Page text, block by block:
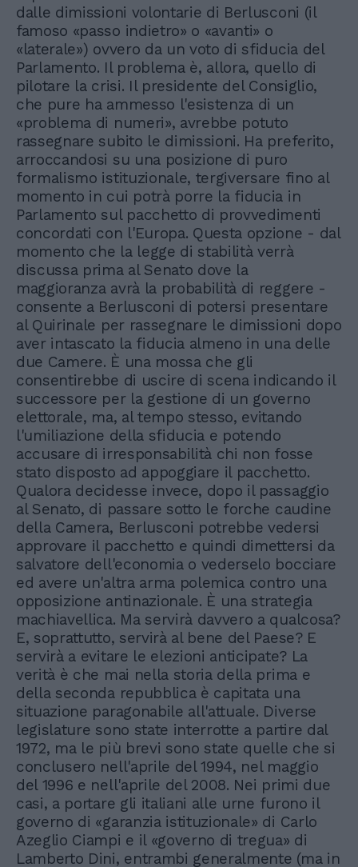
dalle dimissioni volontarie di Berlusconi (il
famoso «passo indietro» o «avanti» o
«laterale») ovvero da un voto di sfiducia del
Parlamento. Il problema è, allora, quello di
pilotare la crisi. Il presidente del Consiglio,
che pure ha ammesso l'esistenza di un
«problema di numeri», avrebbe potuto
rassegnare subito le dimissioni. Ha preferito,
arroccandosi su una posizione di puro
formalismo istituzionale, tergiversare fino al
momento in cui potrà porre la fiducia in
Parlamento sul pacchetto di provvedimenti
concordati con l'Europa. Questa opzione - dal
momento che la legge di stabilità verrà
discussa prima al Senato dove la
maggioranza avrà la probabilità di reggere -
consente a Berlusconi di potersi presentare
al Quirinale per rassegnare le dimissioni dopo
aver intascato la fiducia almeno in una delle
due Camere. È una mossa che gli
consentirebbe di uscire di scena indicando il
successore per la gestione di un governo
elettorale, ma, al tempo stesso, evitando
l'umiliazione della sfiducia e potendo
accusare di irresponsabilità chi non fosse
stato disposto ad appoggiare il pacchetto.
Qualora decidesse invece, dopo il passaggio
al Senato, di passare sotto le forche caudine
della Camera, Berlusconi potrebbe vedersi
approvare il pacchetto e quindi dimettersi da
salvatore dell'economia o vederselo bocciare
ed avere un'altra arma polemica contro una
opposizione antinazionale. È una strategia
machiavellica. Ma servirà davvero a qualcosa?
E, soprattutto, servirà al bene del Paese? E
servirà a evitare le elezioni anticipate? La
verità è che mai nella storia della prima e
della seconda repubblica è capitata una
situazione paragonabile all'attuale. Diverse
legislature sono state interrotte a partire dal
1972, ma le più brevi sono state quelle che si
conclusero nell'aprile del 1994, nel maggio
del 1996 e nell'aprile del 2008. Nei primi due
casi, a portare gli italiani alle urne furono il
governo di «garanzia istituzionale» di Carlo
Azeglio Ciampi e il «governo di tregua» di
Lamberto Dini, entrambi generalmente (ma in